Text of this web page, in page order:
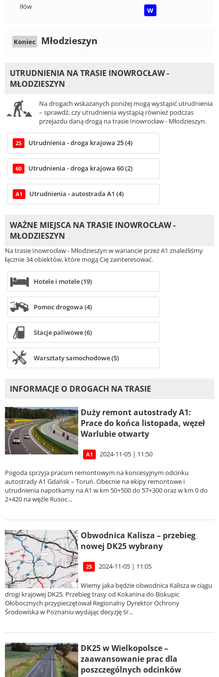
Iłów
W
Koniec Młodzieszyn
UTRUDNIENIA NA TRASIE INOWROCŁAW -
MŁODZIESZYN
Na drogach wskazanych poniżej mogą wystąpić utrudnienia
– sprawdź, czy utrudnienia wystąpią również podczas
przejazdu daną drogą na trasie Inowrocław - Młodzieszyn.
25 Utrudnienia - droga krajowa 25 (4)
60 Utrudnienia - droga krajowa 60 (2)
A1 Utrudnienia - autostrada A1 (4)
WAŻNE MIEJSCA NA TRASIE INOWROCŁAW -
MŁODZIESZYN
Na trasie Inowrocław - Młodzieszyn w wariancie przez A1 znaleźliśmy
łącznie 34 obiektów, które mogą Cię zainteresować.
Hotele i motele (19)
Pomoc drogowa (4)
Stacje paliwowe (6)
Warsztaty samochodowe (5)
INFORMACJE O DROGACH NA TRASIE
Duży remont autostrady A1:
Prace do końca listopada, węzeł
Warlubie otwarty
A1 2024-11-05 | 11:50
Pogoda sprzyja pracom remontowym na koncesyjnym odcinku
autostrady A1 Gdańsk – Toruń. Obecnie na ekipy remontowe i
utrudnienia napotkamy na A1 w km 50+500 do 57+300 oraz w km 0 do
2+420 na węźle Rusoc...
Obwodnica Kalisza – przebieg
nowej DK25 wybrany
25 2024-11-05 | 11:05
Wiemy jaka będzie obwodnica Kalisza w ciągu
drogi krajowej DK25. Przebieg trasy od Kokanina do Biskupic
Ołobocznych przypieczętował Regionalny Dyrektor Ochrony
Środowiska w Poznaniu wydając decyzję śr...
DK25 w Wielkopolsce –
zaawansowanie prac dla
poszczególnych odcinków